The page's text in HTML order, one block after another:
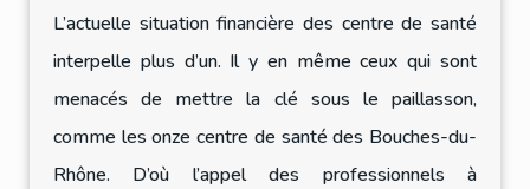
L’actuelle situation financière des centre de santé
interpelle plus d’un. Il y en même ceux qui sont
menacés de mettre la clé sous le paillasson,
comme les onze centre de santé des Bouches-du-
Rhône. D’où l’appel des professionnels à